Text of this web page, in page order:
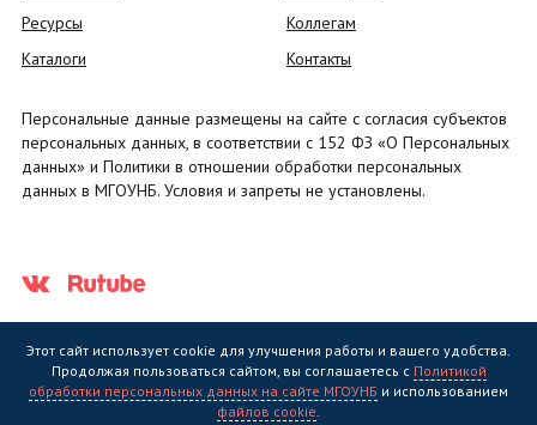
Ресурсы
Каталоги
Коллегам
Контакты
Персональные данные размещены на сайте с согласия субъектов
персональных данных, в соответствии с 152 ФЗ «О Персональных
данных» и Политики в отношении обработки персональных
данных в МГОУНБ. Условия и запреты не установлены.
Государственное областное бюджетное учреждение культуры
Этот сайт использует cookie для улучшения работы и вашего удобства.
Продолжая пользоваться сайтом, вы соглашаетесь с Политикой
обработки персональных данных на сайте МГОУНБ и использованием
файлов cookie.